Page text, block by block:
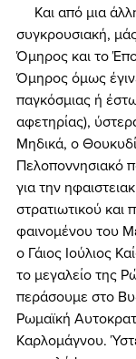
συγκρουσιακή,
Όμηρος και το
Όμηρος όμως
παγκόσμιας ή
αφετηρίας),
Μηδικά, ο
Πελοποννησιακό
για την
στρατιωτικού και
φαινομένου του
ο Γάιος Ιούλιος
το μεγαλείο της
περάσουμε στο
Ρωμαϊκή
Καρλομάγνου.